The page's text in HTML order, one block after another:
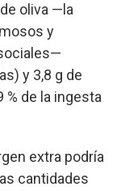
oliva —la
y
y 3,8 g de
% de la ingesta
extra podría
cantidades